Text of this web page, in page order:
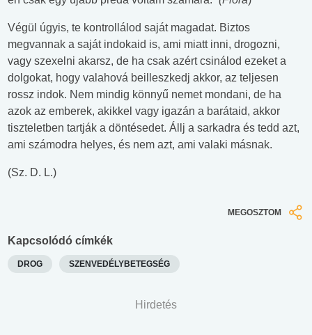
Végül úgyis, te kontrollálod saját magadat. Biztos
megvannak a saját indokaid is, ami miatt inni, drogozni,
vagy szexelni akarsz, de ha csak azért csinálod ezeket a
dolgokat, hogy valahová beilleszkedj akkor, az teljesen
rossz indok. Nem mindig könnyű nemet mondani, de ha
azok az emberek, akikkel vagy igazán a barátaid, akkor
tiszteletben tartják a döntésedet. Állj a sarkadra és tedd azt,
ami számodra helyes, és nem azt, ami valaki másnak.
(Sz. D. L.)
MEGOSZTOM
Kapcsolódó címkék
DROG SZENVEDÉLYBETEGSÉG
Hirdetés